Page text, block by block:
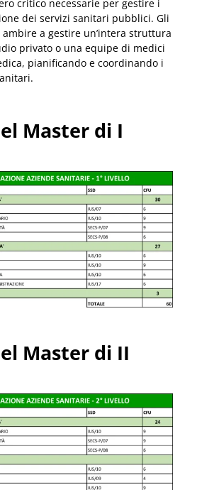
critico necessarie per gestire i
dei servizi sanitari pubblici. Gli
a gestire un’intera struttura
privato o una equipe di medici
pianificando e coordinando i
Master di I
Master di II